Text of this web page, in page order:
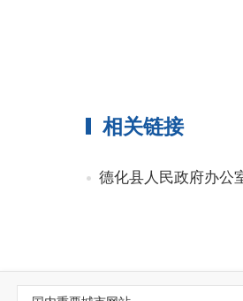
相关链接
德化县人民政府办公